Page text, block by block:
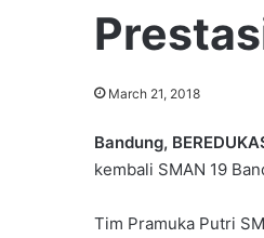
March 21, 2018
Bandung,
kembali SMAN 19
Tim Pramuka Putri